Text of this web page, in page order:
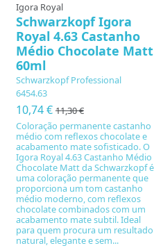
Igora Royal
Schwarzkopf Igora
Royal 4.63 Castanho
Médio Chocolate Matt
60ml
Schwarzkopf Professional
6454.63
10,74 € 11,30 €
Coloração permanente castanho
médio com reflexos chocolate e
acabamento mate sofisticado. O
Igora Royal 4.63 Castanho Médio
Chocolate Matt da Schwarzkopf é
uma coloração permanente que
proporciona um tom castanho
médio moderno, com reflexos
chocolate combinados com um
acabamento mate subtil. Ideal
para quem procura um resultado
natural, elegante e sem...